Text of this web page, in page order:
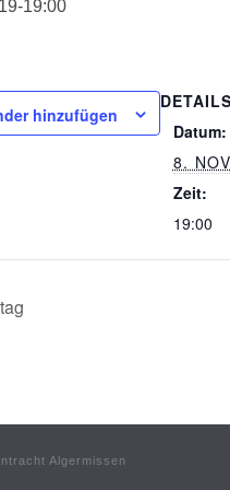
19:00
hinzufügen
DETAILS
Datum:
8.
Zeit:
19:00
Algermissen